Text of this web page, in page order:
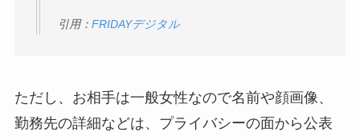
引用： FRIDAYデジタル
ただし、お相手は一般女性なので名前や顔画像、
勤務先の詳細などは、プライバシーの面から公表